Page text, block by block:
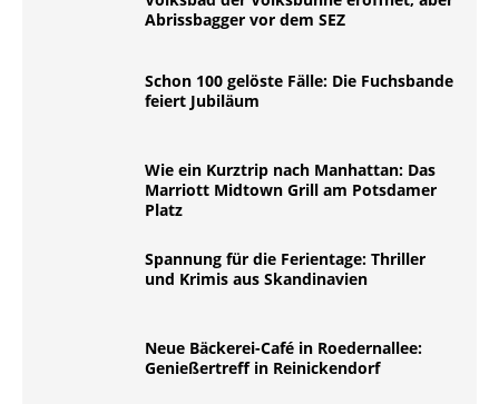
Abrissbagger vor dem SEZ
Schon 100 gelöste Fälle: Die Fuchsbande
feiert Jubiläum
Wie ein Kurztrip nach Manhattan: Das
Marriott Midtown Grill am Potsdamer
Platz
Spannung für die Ferientage: Thriller
und Krimis aus Skandinavien
Neue Bäckerei-Café in Roedernallee:
Genießertreff in Reinickendorf